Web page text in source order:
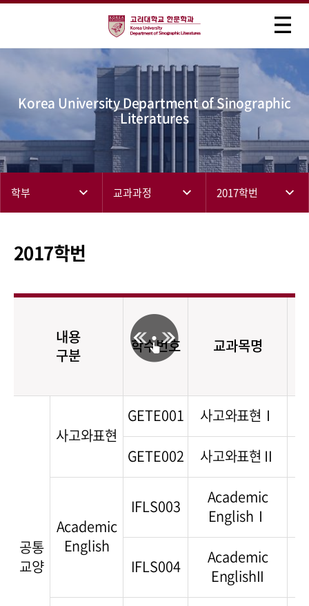
Korea University Department of Sinographic
Literatures
학부 교과과정 2017학번
2017학번
내용
구분
학수번호 교과목명
공통
교양
사고와표현
GETE001 사고와표현Ⅰ
GETE002 사고와표현Ⅱ
Academic
English
IFLS003
Academic
EnglishⅠ
IFLS004
Academic
EnglishII